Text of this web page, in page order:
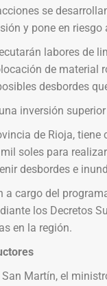
se
y pone en
labores de
de material
desbordes
inversión
de Rioja,
soles para
desbordes e
cargo del
los Decretos
en la región.
Martín, el